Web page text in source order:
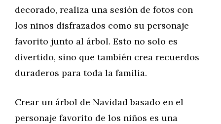
decorado, realiza una sesión de fotos con
los niños disfrazados como su personaje
favorito junto al árbol. Esto no solo es
divertido, sino que también crea recuerdos
duraderos para toda la familia.
Crear un árbol de Navidad basado en el
personaje favorito de los niños es una